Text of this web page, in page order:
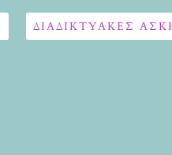
ΔΙΑΔΙΚΤΥΑΚΈΣ